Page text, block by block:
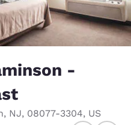
-
, NJ, 08077-3304, US